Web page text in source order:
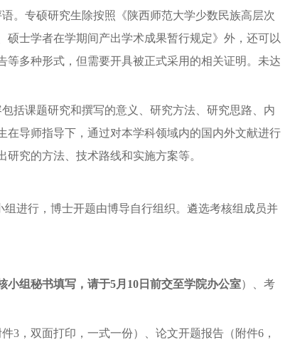
。专硕研究生除按照《陕西师范大学少数民族高层次
士学者在学期间产出学术成果暂行规定》外，还可以
多种形式，但需要开具被正式采用的相关证明。未达
括课题研究和撰写的意义、研究方法、研究思路、内
导师指导下，通过对本学科领域内的国内外文献进行
究的方法、技术路线和实施方案等。
进行，博士开题由博导自行组织。遴选考核组成员并
小组秘书填写，请于5月 10 日前交至学院办公室）、考
件3 ，双面打印，一式一份）、论文开题报告（附件6 ，